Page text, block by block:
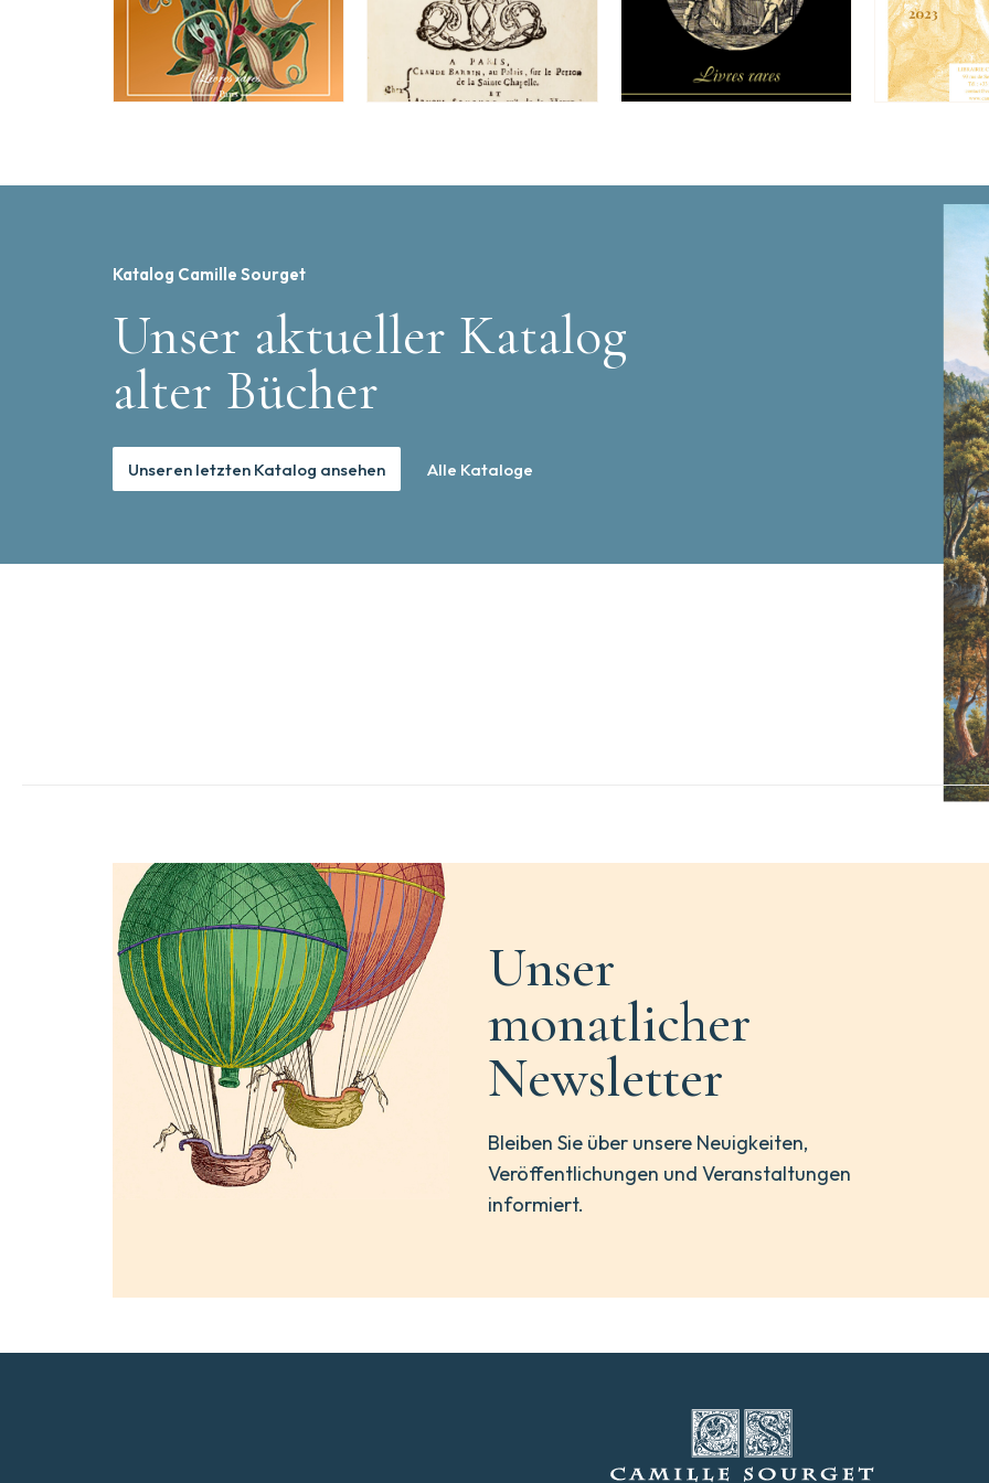
Katalog Camille Sourget
Unser aktueller Katalog
alter Bücher
Unseren letzten Katalog ansehen Alle Kataloge
Unser
monatlicher
Newsletter
Bleiben Sie über unsere Neuigkeiten,
Veröffentlichungen und Veranstaltungen
informiert.